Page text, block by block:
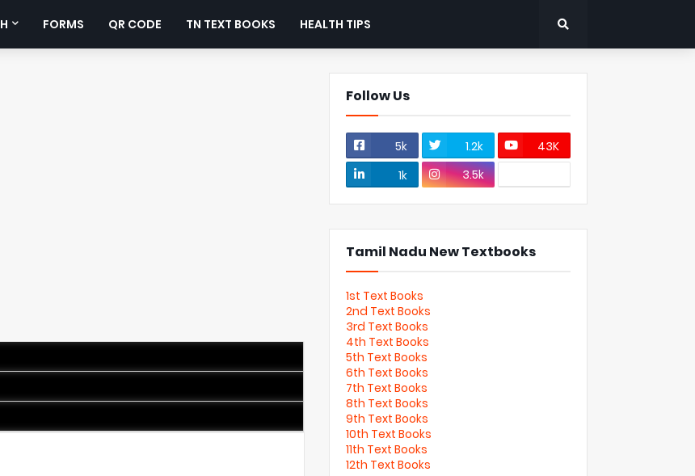
FORMS QR CODE TN TEXT BOOKS HEALTH TIPS
Follow Us
5k 1.2k
43K
1k
3.5k
Tamil Nadu New Textbooks
1st Text Books
2nd Text Books
3rd Text Books
4th Text Books
5th Text Books
6th Text Books
7th Text Books
8th Text Books
9th Text Books
10th Text Books
11th Text Books
12th Text Books